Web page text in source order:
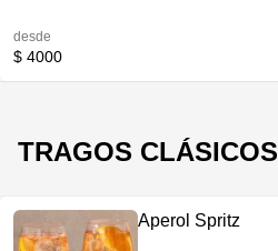
desde
$ 4000
TRAGOS CLÁSICOS
Aperol Spritz